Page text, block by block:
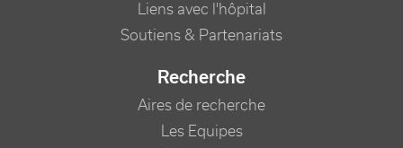
Liens avec l'hôpital
Soutiens & Partenariats
Recherche
Aires de recherche
Les Equipes